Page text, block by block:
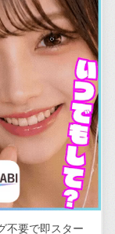
不要で即スター